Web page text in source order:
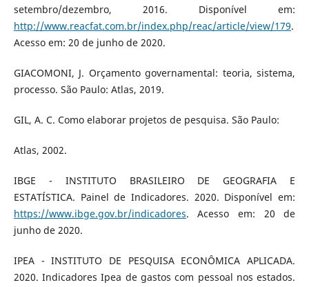
setembro/dezembro, 2016. Disponível em:
http://www.reacfat.com.br/index.php/reac/article/view/179.
Acesso em: 20 de junho de 2020.
GIACOMONI, J. Orçamento governamental: teoria, sistema,
processo. São Paulo: Atlas, 2019.
GIL, A. C. Como elaborar projetos de pesquisa. São Paulo:
Atlas, 2002.
IBGE - INSTITUTO BRASILEIRO DE GEOGRAFIA E
ESTATÍSTICA. Painel de Indicadores. 2020. Disponível em:
https://www.ibge.gov.br/indicadores. Acesso em: 20 de
junho de 2020.
IPEA - INSTITUTO DE PESQUISA ECONÔMICA APLICADA.
2020. Indicadores Ipea de gastos com pessoal nos estados.